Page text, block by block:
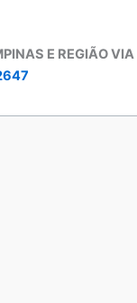
E REGIÃO VIA